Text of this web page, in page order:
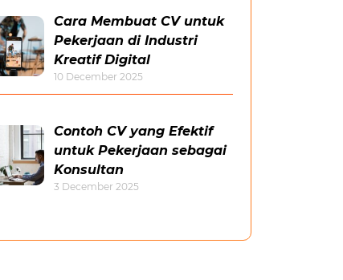
Cara Membuat CV untuk
Pekerjaan di Industri
Kreatif Digital
10 December 2025
Contoh CV yang Efektif
untuk Pekerjaan sebagai
Konsultan
3 December 2025